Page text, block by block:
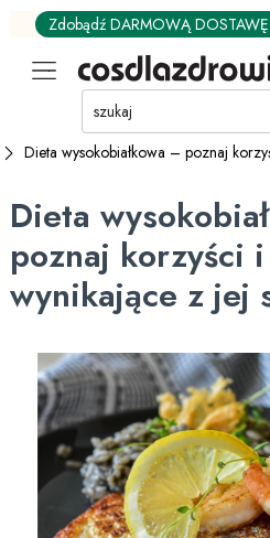
Przejdź
GŁÓWNEJ
ZAWARTOŚCI
MENU
UŻYTKOWNIKA
WYSZUKIWARKI
Zdobądź DARMOWĄ
Dieta wysokobiałkowa – poznaj
Dieta
poznaj korzyści
wynikające z jej